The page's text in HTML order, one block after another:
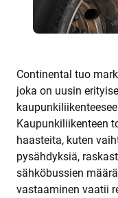
Continental tuo
joka on uusin
Kaupunkiliikenteen
haasteita, kuten
pysähdyksiä,
sähköbussien
vastaaminen vaatii